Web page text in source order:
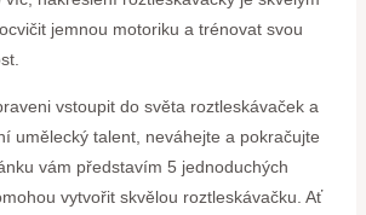
jemnou motoriku a trénovat svou
vstoupit do světa roztleskávaček a
umělecký talent, neváhejte a pokračujte
vám představím 5 jednoduchých
vytvořit skvělou roztleskávačku. Ať